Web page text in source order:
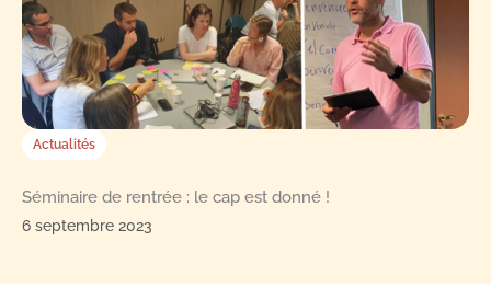
Actualités
Séminaire de rentrée : le cap est donné !
6 septembre 2023